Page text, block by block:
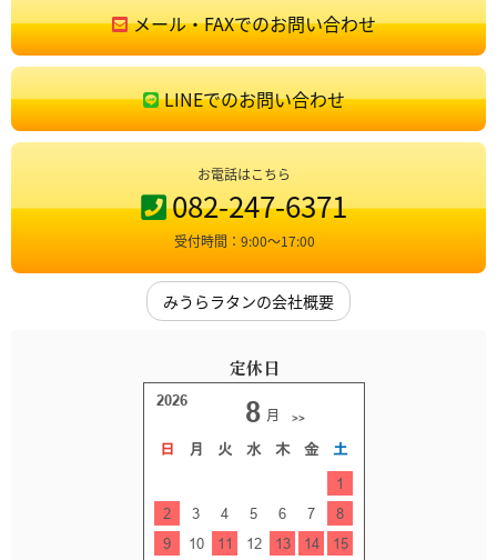
メール・FAXでのお問い合わせ
LINEでのお問い合わせ
お電話はこちら
082-247-6371
受付時間：9:00〜17:00
みうらラタンの会社概要
定休日